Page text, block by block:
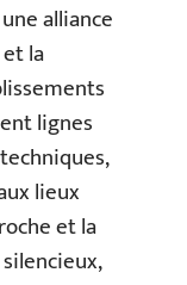
alliance
la
lignes
lieux
et la